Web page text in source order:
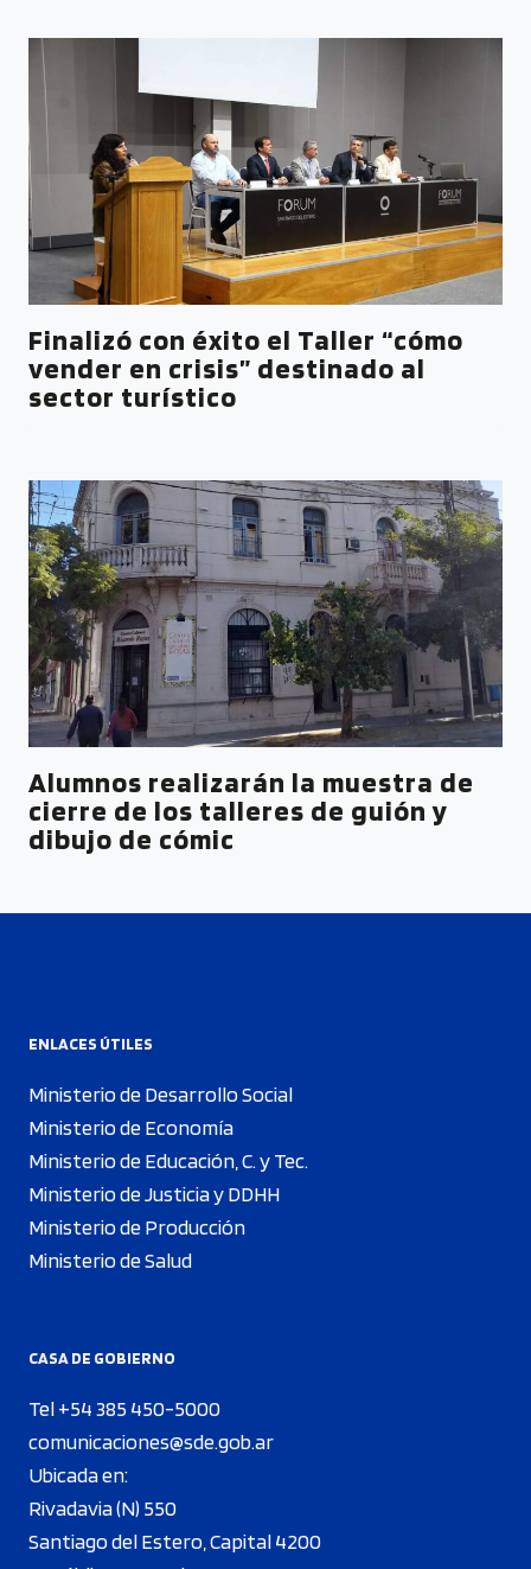
Finalizó con éxito el Taller “cómo
vender en crisis” destinado al
sector turístico
Alumnos realizarán la muestra de
cierre de los talleres de guión y
dibujo de cómic
ENLACES ÚTILES
Ministerio de Desarrollo Social
Ministerio de Economía
Ministerio de Educación, C. y Tec.
Ministerio de Justicia y DDHH
Ministerio de Producción
Ministerio de Salud
CASA DE GOBIERNO
Tel +54 385 450-5000
comunicaciones@sde.gob.ar
Ubicada en:
Rivadavia (N) 550
Santiago del Estero, Capital 4200